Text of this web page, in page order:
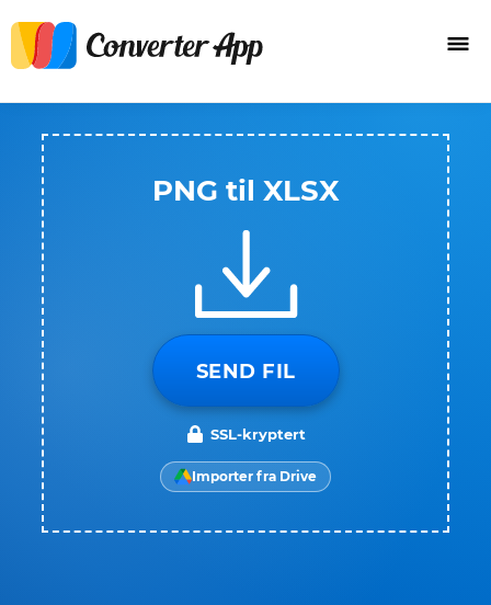
PNG til XLSX
SEND FIL
SSL-kryptert
Importer fra Drive